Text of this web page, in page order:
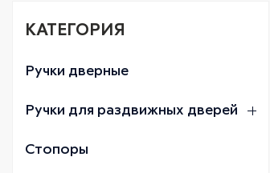
КАТЕГОРИЯ
Ручки дверные
Ручки для раздвижных дверей
Стопоры